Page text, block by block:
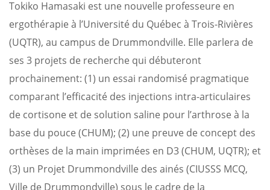
Tokiko Hamasaki est une nouvelle professeure en
ergothérapie à l’Université du Québec à Trois-Rivières
(UQTR), au campus de Drummondville. Elle parlera de
ses 3 projets de recherche qui débuteront
prochainement: (1) un essai randomisé pragmatique
comparant l’efficacité des injections intra-articulaires
de cortisone et de solution saline pour l’arthrose à la
base du pouce (CHUM); (2) une preuve de concept des
orthèses de la main imprimées en D3 (CHUM, UQTR); et
(3) un Projet Drummondville des ainés (CIUSSS MCQ,
Ville de Drummondville) sous le cadre de la